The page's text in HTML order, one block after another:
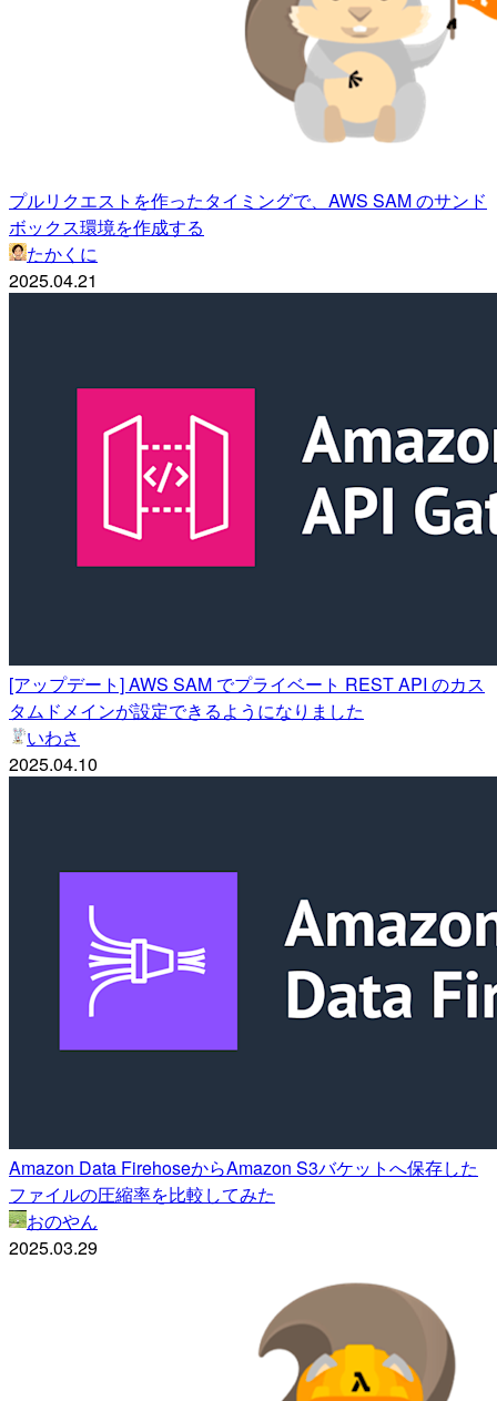
プルリクエストを作ったタイミングで、AWS SAM のサンド
ボックス環境を作成する
たかくに
2025.04.21
[アップデート] AWS SAM でプライベート REST API のカス
タムドメインが設定できるようになりました
いわさ
2025.04.10
Amazon Data FirehoseからAmazon S3バケットへ保存した
ファイルの圧縮率を比較してみた
おのやん
2025.03.29